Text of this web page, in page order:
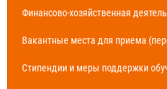
Финансово-хозяйственная
Вакантные места для приема
Стипендии и меры поддержки